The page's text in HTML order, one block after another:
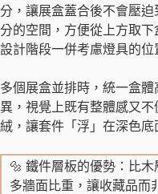
分，讓展盒蓋合後不會壓
分的空間，方便從上方取
設計階段一併考慮燈具的位
多個展盒並排時，統一盒
異，視覺上既有整體感又
絨，讓套件「浮」在深色底
🔩 鐵件層板的優勢：比
多牆面比重，讓收藏品而